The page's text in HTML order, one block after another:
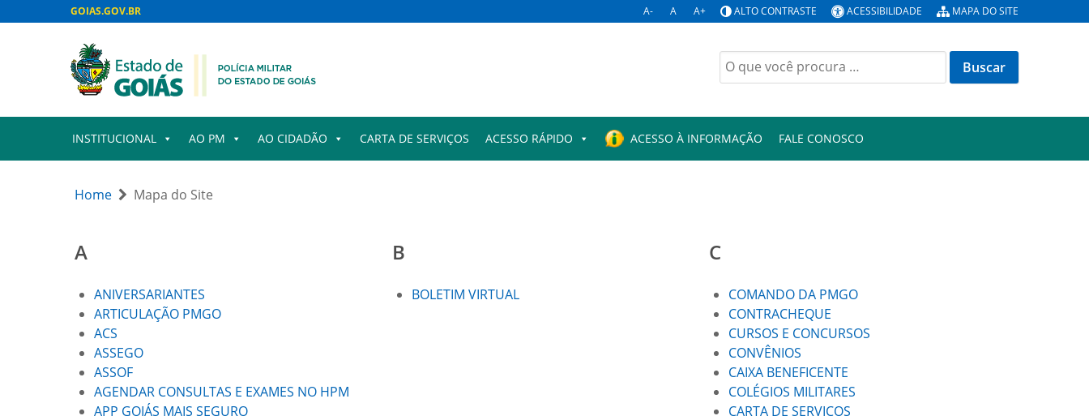
GOIAS.GOV.BR A- A A+ ALTO CONTRASTE ACESSIBILIDADE MAPA DO SITE
Buscar
por:
INSTITUCIONAL AO PM AO CIDADÃO CARTA DE SERVIÇOS ACESSO RÁPIDO ACESSO À INFORMAÇÃO FALE CONOSCO
Home Mapa do Site
A
ANIVERSARIANTES
ARTICULAÇÃO PMGO
ACS
ASSEGO
ASSOF
AGENDAR CONSULTAS E EXAMES NO HPM
APP GOIÁS MAIS SEGURO
B
BOLETIM VIRTUAL
C
COMANDO DA PMGO
CONTRACHEQUE
CURSOS E CONCURSOS
CONVÊNIOS
CAIXA BENEFICENTE
COLÉGIOS MILITARES
CARTA DE SERVIÇOS